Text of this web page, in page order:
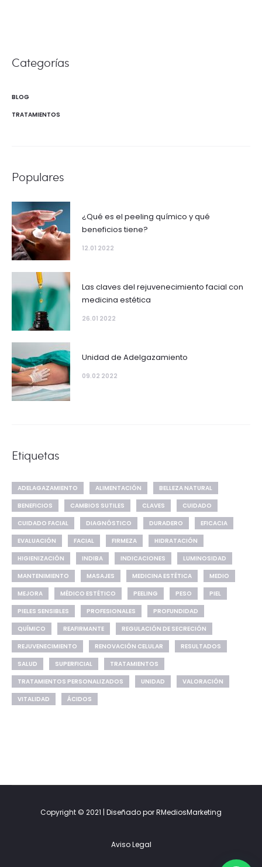
Categorías
BLOG
TRATAMIENTOS
Populares
¿Qué es el peeling químico y qué
beneficios tiene?
12.01 2022
Las claves del rejuvenecimiento facial con
medicina estética
26.01 2022
Unidad de Adelgazamiento
09.02 2022
Etiquetas
ADELAGAZAMIENTO ALIMENTACIÓN
BELLEZA NATURAL
BENEFICIOS
CAMBIOS SUTILES CLAVES
CUIDADO
CUIDADO FACIAL
DIAGNÓSTICO DURADERO
EFICACIA
EVALUACIÓN
FACIAL FIRMEZA
HIDRATACIÓN
HIGIENIZACIÓN
INDIBA INDICACIONES
LUMINOSIDAD
MANTENIMIENTO
MASAJES MEDICINA ESTÉTICA
MEDIO
MEJORA
MÉDICO ESTÉTICO PEELING PESO
PIEL
PIELES SENSIBLES
PROFESIONALES
PROFUNDIDAD
QUÍMICO
REAFIRMANTE
REGULACIÓN DE SECRECIÓN
REJUVENECIMIENTO
RENOVACIÓN CELULAR
RESULTADOS
SALUD
SUPERFICIAL
TRATAMIENTOS
TRATAMIENTOS PERSONALIZADOS
UNIDAD
VALORACIÓN
VITALIDAD
ÁCIDOS
Copyright © 2021 | Diseñado por RMediosMarketing
Aviso Legal